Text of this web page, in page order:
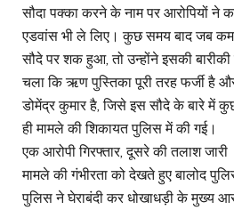
सौदा पक्का करने के नाम पर आरोपियों ने
एडवांस भी ले लिए। कुछ समय बाद जब
सौदे पर शक हुआ, तो उन्होंने इसकी
चला कि ऋण पुस्तिका पूरी तरह फर्जी है
डोमेंद्र कुमार है, जिसे इस सौदे के बारे में
ही मामले की शिकायत पुलिस में की गई।
एक आरोपी गिरफ्तार, दूसरे की तलाश जारी
मामले की गंभीरता को देखते हुए बालोद
पुलिस ने घेराबंदी कर धोखाधड़ी के मुख्य